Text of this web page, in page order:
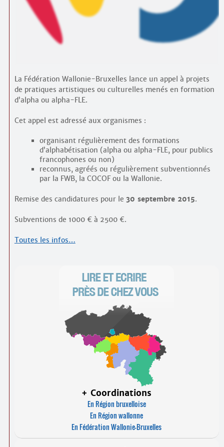
Bienvenue en Belgique
Trouver un lieu d’alphabétisation
La Fédération Wallonie-Bruxelles lance un appel à projets
de pratiques artistiques ou culturelles menés en formation
d’alpha ou alpha-FLE.
Cet appel est adressé aux organismes :
organisant régulièrement des formations
d’alphabétisation (alpha ou alpha-FLE, pour publics
francophones ou non)
reconnus, agréés ou régulièrement subventionnés
par la FWB, la COCOF ou la Wallonie.
Remise des candidatures pour le 30 septembre 2015.
Subventions de 1000 € à 2500 €.
Toutes les infos…
+ Coordinations
En Région bruxelloise
En Région wallonne
En Fédération Wallonie-Bruxelles